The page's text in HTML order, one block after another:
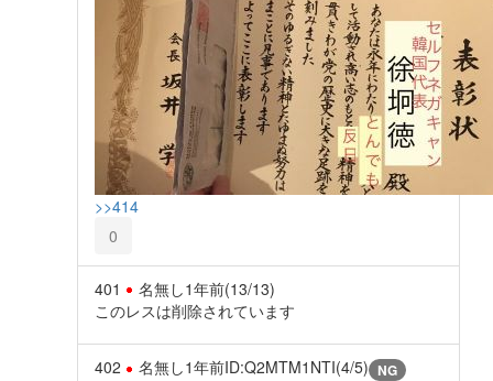
>>414
0
401 名無し1年前(13/13)
このレスは削除されています
402 名無し1年前ID:Q2MTM1NTI(4/5) NG